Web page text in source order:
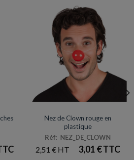
Nez de Clown rouge en
plastique
Réf: NEZ_DE_CLOWN
2,51 € 3,01 €